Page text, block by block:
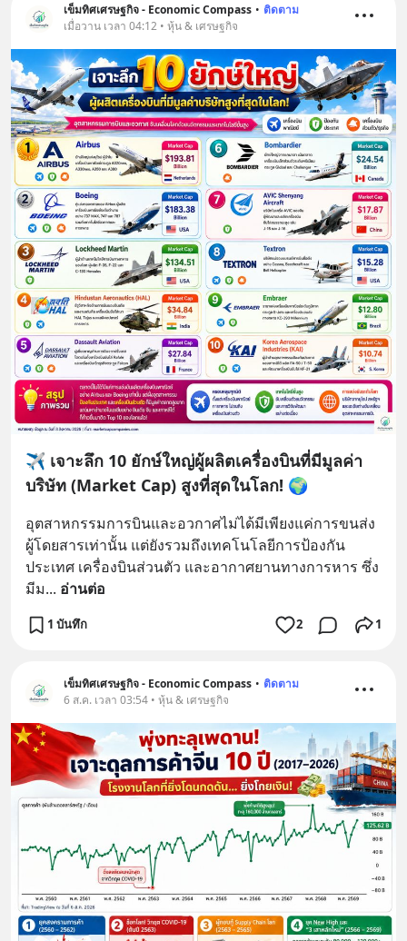
เข็มทิศเศรษฐกิจ - Economic Compass • ติดตาม
เมื่อวาน เวลา 04:12 • หุ้น & เศรษฐกิจ
✈️ เจาะลึก 10 ยักษ์ใหญ่ผู้ผลิตเครื่องบินที่มีมูลค่า
บริษัท (Market Cap) สูงที่สุดในโลก! 🌍
อุตสาหกรรมการบินและอวกาศไม่ได้มีเพียงแค่การขนส่ง
ผู้โดยสารเท่านั้น แต่ยังรวมถึงเทคโนโลยีการป้องกัน
ประเทศ เครื่องบินส่วนตัว และอากาศยานทางการหาร ซึ่ง
มีม... อ่านต่อ
1 บันทึก 2 1
เข็มทิศเศรษฐกิจ - Economic Compass • ติดตาม
6 ส.ค. เวลา 03:54 • หุ้น & เศรษฐกิจ